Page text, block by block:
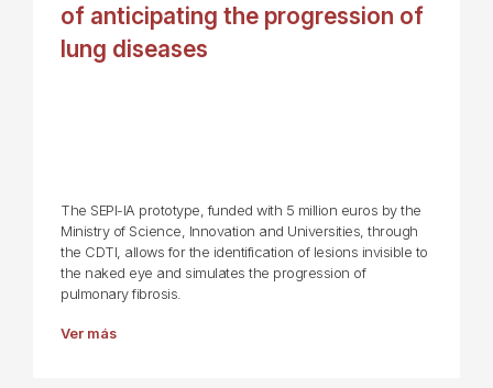
of anticipating the progression of
lung diseases
The SEPI-IA prototype, funded with 5 million euros by the
Ministry of Science, Innovation and Universities, through
the CDTI, allows for the identification of lesions invisible to
the naked eye and simulates the progression of
pulmonary fibrosis.
Ver más